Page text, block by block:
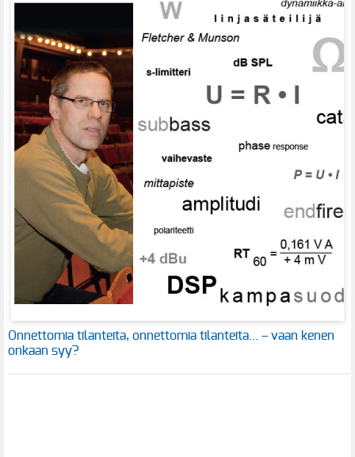
Onnettomia tilanteita, onnettomia tilanteita... – vaan kenen
onkaan syy?